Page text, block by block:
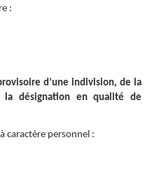
:
d’une indivision, de la
la désignation en qualité de
caractère personnel :